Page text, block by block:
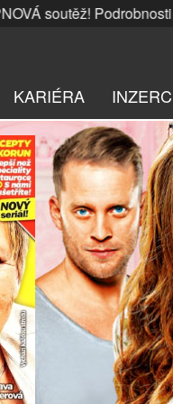
Podrobnosti
KARIÉRA